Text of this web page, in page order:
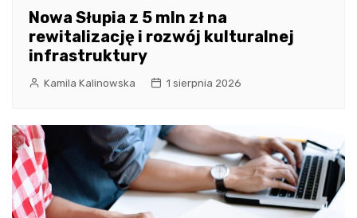
Nowa Słupia z 5 mln zł na
rewitalizację i rozwój kulturalnej
infrastruktury
Kamila Kalinowska 1 sierpnia 2026